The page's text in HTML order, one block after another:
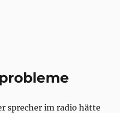
sprecher im radio hätte